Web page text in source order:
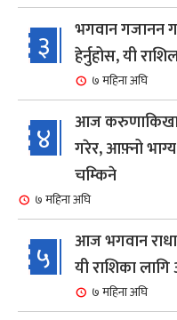
३
भगवान गजानन
हेर्नुहोस, यी
७ महिना अघि
४
आज
गरेर, आफ़्नो
चम्किने
७ महिना अघि
५
आज भगवान
यी राशिका
७ महिना अघि